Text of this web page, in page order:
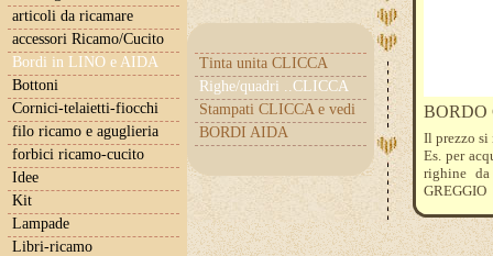
articoli da ricamare
accessori Ricamo/Cucito
Bordi in LINO e AIDA
Tinta unita CLICCA
Righe/quadri ..CLICCA
Stampati CLICCA e vedi
BORDI AIDA
Bottoni
Cornici-telaietti-fiocchi
filo ricamo e aguglieria
forbici ricamo-cucito
Idee
Kit
Lampade
Libri-ricamo
BORDO
Il prezzo si
Es. per
righine